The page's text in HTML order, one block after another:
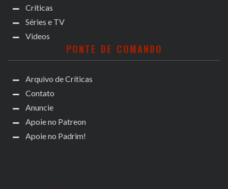
Críticas
Séries e TV
Videos
PONTE DE COMANDO
Arquivo de Críticas
Contato
Anuncie
Apoie no Patreon
Apoie no Padrim!